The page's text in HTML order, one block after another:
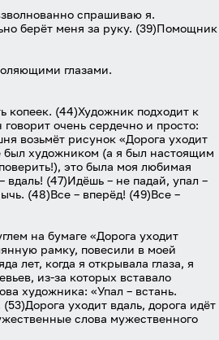
спрашиваю я.
берёт меня за руку. (39)Помощник
глазами.
копеек. (44)Художник подходит к
очень сердечно и просто:
возьмёт рисунок «Дорога уходит
был художником (а я был настоящим
это была моя любимая
вдаль! (47)Идёшь – не падай, упал –
(48)Все – вперёд! (49)Все –
на бумаге «Дорога уходит
рамку, повесили в моей
лет, когда я открывала глаза, я
из-за которых вставало
художника: «Упал – встань.
уходит вдаль, дорога идёт
слова мужественного